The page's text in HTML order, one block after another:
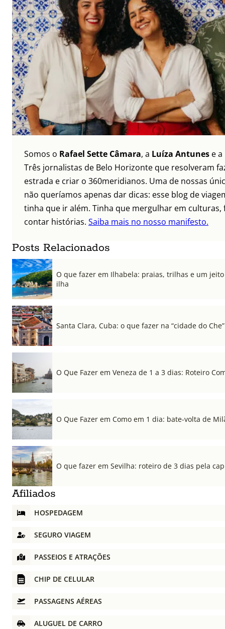
Somos o Rafael Sette Câmara, a Luíza Antunes e a
Três jornalistas de Belo Horizonte que resolveram
estrada e criar o 360meridianos. Uma de nossas
não queríamos apenas dar dicas: esse blog de
tinha que ir além. Tinha que mergulhar em culturas,
contar histórias. Saiba mais no nosso manifesto.
Posts Relacionados
O que fazer em Ilhabela: praias, trilhas e um
ilha
Santa Clara, Cuba: o que fazer na “cidade do Che”
O Que Fazer em Veneza de 1 a 3 dias: Roteiro
O Que Fazer em Como em 1 dia: bate-volta de
O que fazer em Sevilha: roteiro de 3 dias pela
Afiliados
HOSPEDAGEM
SEGURO VIAGEM
PASSEIOS E ATRAÇÕES
CHIP DE CELULAR
PASSAGENS AÉREAS
ALUGUEL DE CARRO